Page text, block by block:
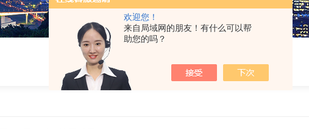
欢迎您！
来自局域网的朋友！有什么可以帮
助您的吗？